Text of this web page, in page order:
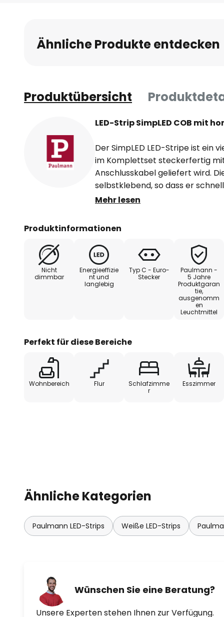
Bildgalerie
springen
Ähnliche Produkte entdecken
Produktübersicht
LED-Strip SimpLED COB mit
Der SimpLED LED-Stripe ist ein
im Komplettset steckerfertig
Anschlusskabel geliefert wird.
selbstklebend, so dass er
Untergründen montiert werden
Licht ohne sichtbare
Technische Daten:
- betriebsfertiges Set inklusive
Zuleitung und Netzstecker
- rückseitig selbstklebend für
- einfaches Stecksystem zur
- nach Längenbedarf kürzbar
- nicht mit YourLED- und
Mehr lesen
Produktinformationen
Nicht
dimmbar
Energieeffizie
nt und
langlebig
Typ C - Euro-
Stecker
Paulmann -
5 Jahre
Produktgaran
tie,
ausgenomm
en
Leuchtmittel
Perfekt für diese Bereiche
Wohnbereich Flur
Schlafzimme
r
Esszimmer
Ähnliche Kategorien
Paulmann LED-Strips Weiße LED-Strips
Wünschen Sie eine Beratung?
Unsere Experten stehen Ihnen zur Verfügung.